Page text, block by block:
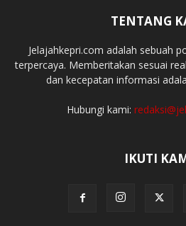
TENTANG
Jelajahkepri.com adalah sebuah
terpercaya. Memberitakan sesuai
dan kecepatan informasi
Hubungi kami:
IKUTI